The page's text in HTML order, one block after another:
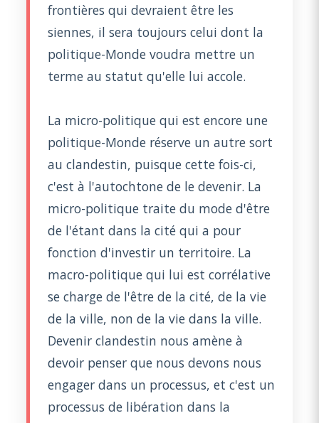
frontières qui devraient être les
siennes, il sera toujours celui dont la
politique-Monde voudra mettre un
terme au statut qu'elle lui accole.
La micro-politique qui est encore une
politique-Monde réserve un autre sort
au clandestin, puisque cette fois-ci,
c'est à l'autochtone de le devenir. La
micro-politique traite du mode d'être
de l'étant dans la cité qui a pour
fonction d'investir un territoire. La
macro-politique qui lui est corrélative
se charge de l'être de la cité, de la vie
de la ville, non de la vie dans la ville.
Devenir clandestin nous amène à
devoir penser que nous devons nous
engager dans un processus, et c'est un
processus de libération dans la